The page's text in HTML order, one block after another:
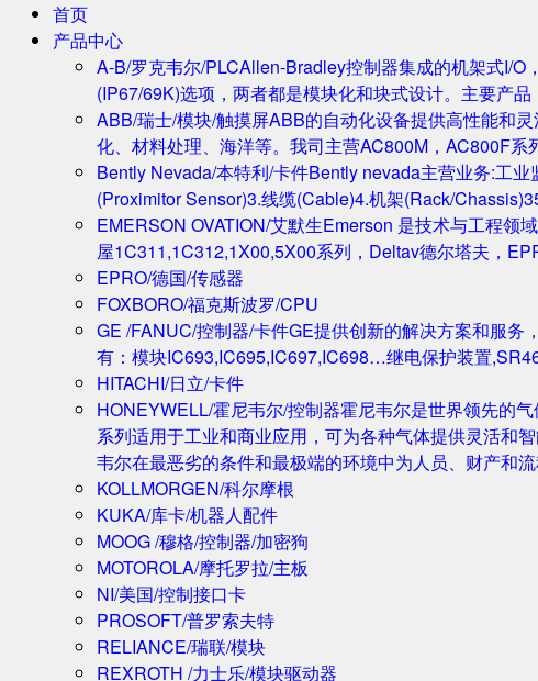
首页
产品中心
A-B/罗克韦尔/PLCAllen-Bradley控制器集成的机架式I/O
(IP67/69K)选项，两者都是模块化和块式设计。主要产
ABB/瑞士/模块/触摸屏ABB的自动化设备提供高性能和
化、材料处理、海洋等。我司主营AC800M，AC800F
Bently Nevada/本特利/卡件Bently nevada主营业务:工
(Proximitor Sensor)3.线缆(Cable)4.机架(Rack/
EMERSON OVATION/艾默生Emerson 是技术与工程领
屋1C311,1C312,1X00,5X00系列，Deltav德尔塔夫，
EPRO/德国/传感器
FOXBORO/福克斯波罗/CPU
GE /FANUC/控制器/卡件GE提供创新的解决方案和服务
有：模块IC693,IC695,IC697,IC698…继电保护装置
HITACHI/日立/卡件
HONEYWELL/霍尼韦尔/控制器霍尼韦尔是世界领先的
系列适用于工业和商业应用，可为各种气体提供灵活和
韦尔在最恶劣的条件和最极端的环境中为人员、财产和流
KOLLMORGEN/科尔摩根
KUKA/库卡/机器人配件
MOOG /穆格/控制器/加密狗
MOTOROLA/摩托罗拉/主板
NI/美国/控制接口卡
PROSOFT/普罗索夫特
RELIANCE/瑞联/模块
REXROTH /力士乐/模块驱动器